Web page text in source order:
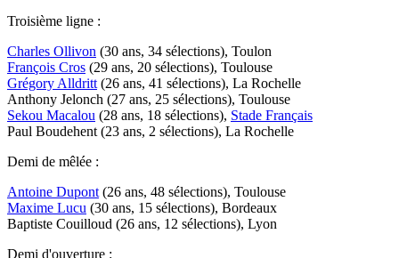
Troisième ligne :
Charles Ollivon (30 ans, 34 sélections), Toulon
François Cros (29 ans, 20 sélections), Toulouse
Grégory Alldritt (26 ans, 41 sélections), La Rochelle
Anthony Jelonch (27 ans, 25 sélections), Toulouse
Sekou Macalou (28 ans, 18 sélections), Stade Français
Paul Boudehent (23 ans, 2 sélections), La Rochelle
Demi de mêlée :
Antoine Dupont (26 ans, 48 sélections), Toulouse
Maxime Lucu (30 ans, 15 sélections), Bordeaux
Baptiste Couilloud (26 ans, 12 sélections), Lyon
Demi d'ouverture :